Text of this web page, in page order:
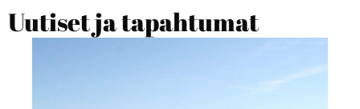
Uutiset ja tapahtumat